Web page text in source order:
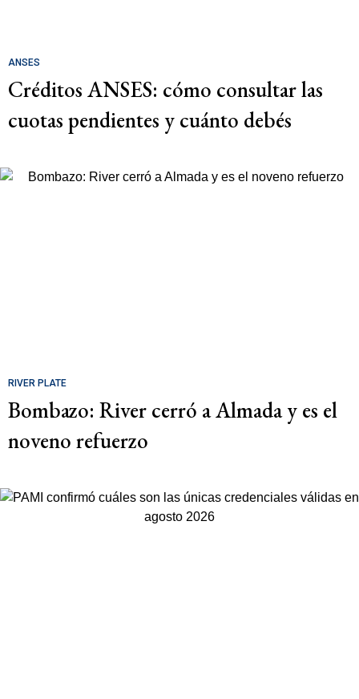
ANSES
Créditos ANSES: cómo consultar las
cuotas pendientes y cuánto debés
RIVER PLATE
Bombazo: River cerró a Almada y es el
noveno refuerzo